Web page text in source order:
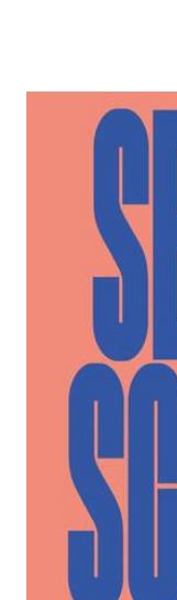
Selbst
Zur
Mit Beiträgen
Şeyda Kurt uvm.
Wolfgang M.
Buch
Hardcover